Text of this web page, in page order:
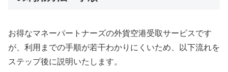
お得なマネーパートナーズの外貨空港受取サービスです
が、利用までの手順が若干わかりにくいため、以下流れを
ステップ後に説明いたします。